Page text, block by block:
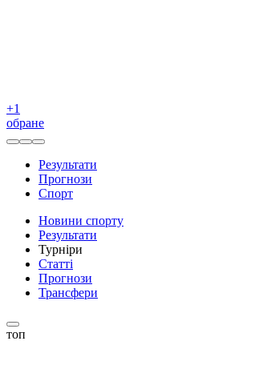
+1
обране
Результати
Прогнози
Спорт
Новини спорту
Результати
Турніри
Статті
Прогнози
Трансфери
топ